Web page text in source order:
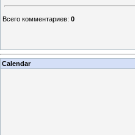
Всего комментариев: 0
Calendar